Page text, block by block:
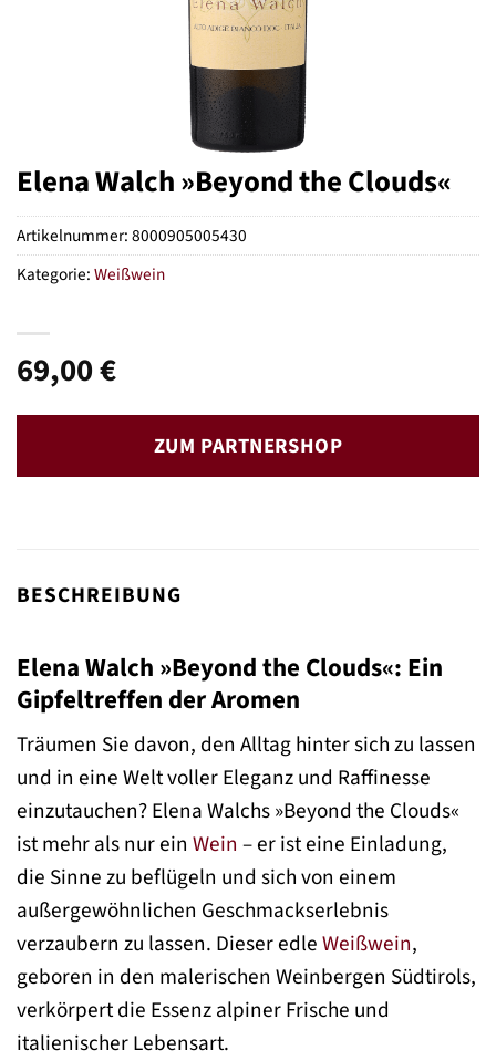
Elena Walch »Beyond the Clouds«
69,00€
ZUM PARTNERSHOP
Artikelnummer:8000905005430
Kategorie:Weißwein
BESCHREIBUNG
Elena Walch »Beyond the Clouds«: Ein
Gipfeltreffen der Aromen
Träumen Sie davon, den Alltag hinter sich zu lassen
und in eine Welt voller Eleganz und Raffinesse
einzutauchen? Elena Walchs »Beyond the Clouds«
ist mehr als nur ein Wein – er ist eine Einladung,
die Sinne zu beflügeln und sich von einem
außergewöhnlichen Geschmackserlebnis
verzaubern zu lassen. Dieser edleWeißwein,
geboren in den malerischen Weinbergen Südtirols,
verkörpert die Essenz alpiner Frische und
italienischer Lebensart.